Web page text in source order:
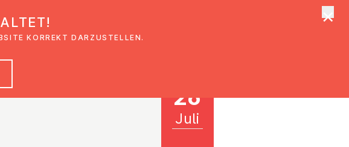
Veranstaltungen
26
Juli
KORREKT DARZUSTELLEN.
×